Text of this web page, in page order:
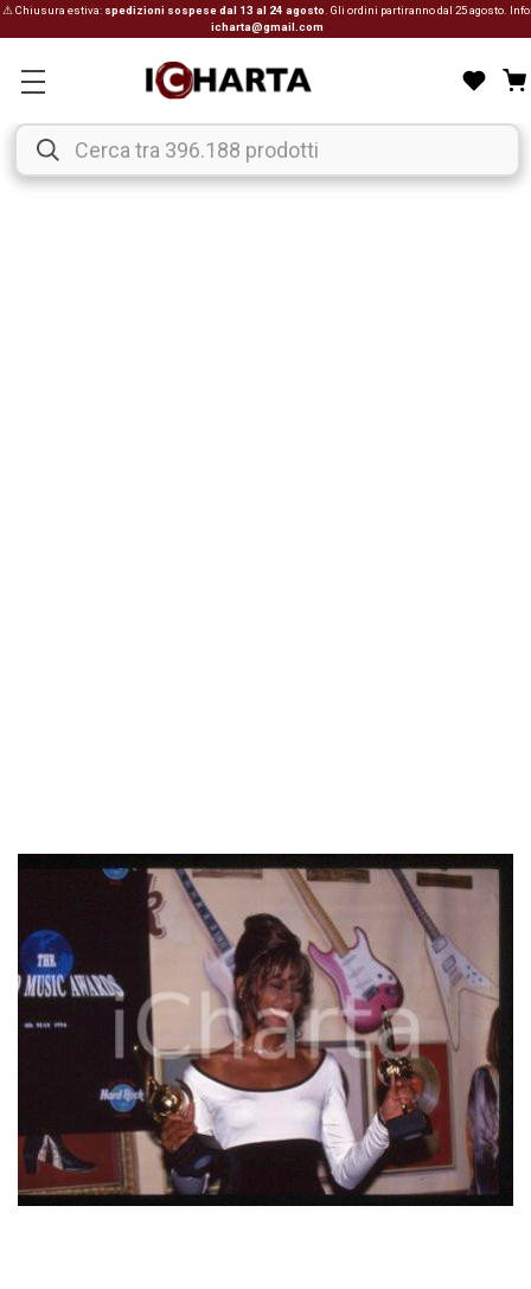
⚠ Chiusura estiva: spedizioni sospese dal 13 al 24 agosto . Gli ordini partiranno dal 25 agosto. Info:
icharta@gmail.com